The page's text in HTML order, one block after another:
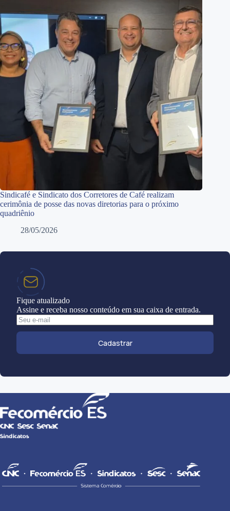
Sindicafé e Sindicato dos Corretores de Café realizam
cerimônia de posse das novas diretorias para o próximo
quadriênio
28/05/2026
Fique atualizado
Assine e receba nosso conteúdo em sua caixa de entrada.
Cadastrar